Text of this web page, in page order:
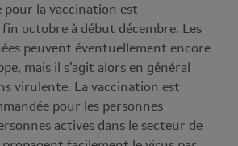
pour la vaccination est
octobre à début décembre. Les
peuvent éventuellement encore
mais il s’agit alors en général
virulente. La vaccination est
pour les personnes
actives dans le secteur de